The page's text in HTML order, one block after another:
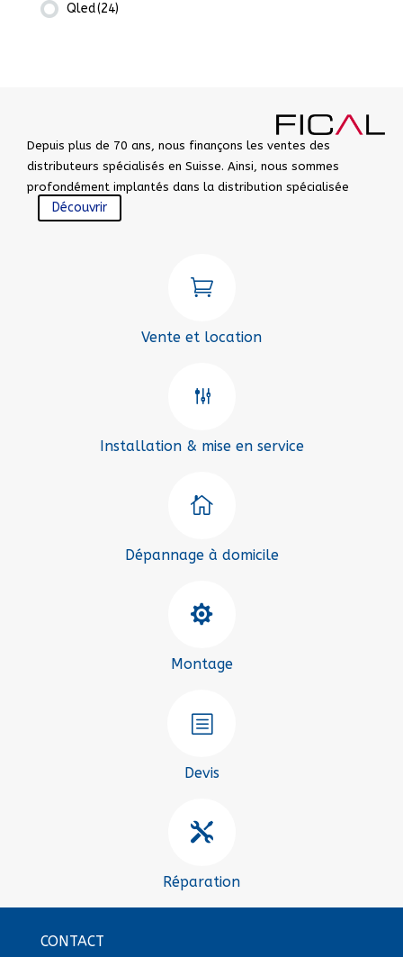
Qled(24)
Depuis plus de 70 ans, nous finançons les ventes des
distributeurs spécialisés en Suisse. Ainsi, nous sommes
profondément implantés dans la distribution spécialisée
Découvrir

Vente et location
g
Installation & mise en service

Dépannage à domicile

Montage
b
Devis

Réparation
CONTACT